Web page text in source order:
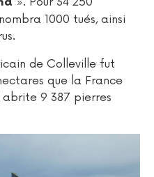
1000 tués, ainsi
de Colleville fut
que la France
9 387 pierres